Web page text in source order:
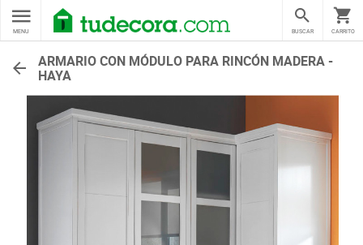
MENU CARRITO
BUSCAR
ARMARIO CON MÓDULO PARA RINCÓN MADERA -
HAYA